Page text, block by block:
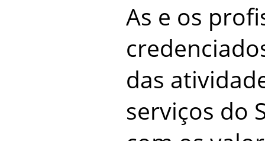
As e os
das
serviços do